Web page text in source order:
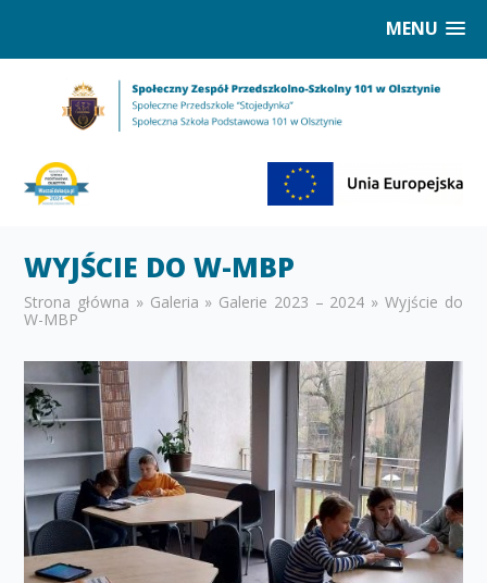
MENU
WYJŚCIE DO W-MBP
Strona główna » Galeria » Galerie 2023 – 2024 » Wyjście do
W-MBP